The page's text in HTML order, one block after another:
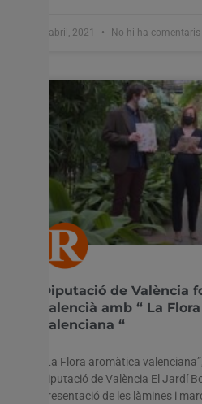
8 abril, 2021 No hi ha comentaris
Diputació de València
valencià amb “ La
valenciana “
“La Flora aromàtica
Diputació de València El Jardí
presentació de les làmines i